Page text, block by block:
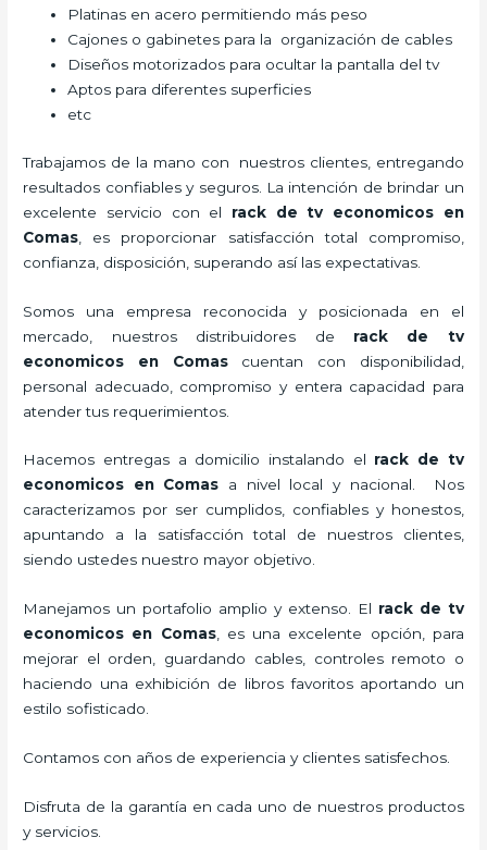
Platinas en acero permitiendo más peso
Cajones o gabinetes para la organización de cables
Diseños motorizados para ocultar la pantalla del tv
Aptos para diferentes superficies
etc
Trabajamos de la mano con nuestros clientes, entregando
resultados confiables y seguros. La intención de brindar un
excelente servicio con el rack de tv economicos en
Comas , es proporcionar satisfacción total compromiso,
confianza, disposición, superando así las expectativas.
Somos una empresa reconocida y posicionada en el
mercado, nuestros distribuidores de rack de tv
economicos en Comas cuentan con disponibilidad,
personal adecuado, compromiso y entera capacidad para
atender tus requerimientos.
Hacemos entregas a domicilio instalando el rack de tv
economicos en Comas a nivel local y nacional.
Nos
caracterizamos por ser cumplidos, confiables y honestos,
apuntando a la satisfacción total de nuestros clientes,
siendo ustedes nuestro mayor objetivo.
Manejamos un portafolio amplio y extenso. El rack de tv
economicos en Comas, es una excelente opción, para
mejorar el orden, guardando cables, controles remoto o
haciendo una exhibición de libros favoritos aportando un
estilo sofisticado.
Contamos con años de experiencia y clientes satisfechos.
Disfruta de la garantía en cada uno de nuestros productos
y servicios.